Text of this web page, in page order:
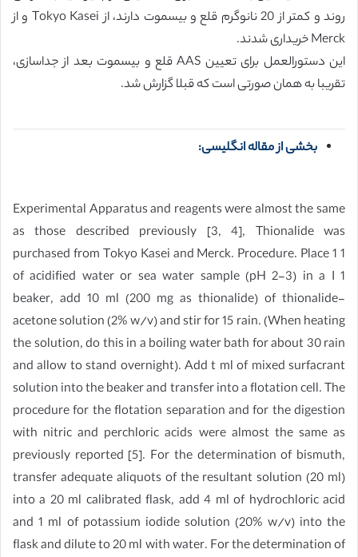
روند و کمتر از 20 نانوگرم قلع و بیسموت دارند، از Tokyo Kasei و از
Merck خریداری شدند.
این دستورالعمل برای تعیین AAS قلع و بیسموت بعد از جداسازی،
تقریبا به همان صورتی است که قبلا گزارش شد.
بخشی از مقاله انگلیسی:
Experimental Apparatus and reagents were almost the same
as those described previously [3, 4], Thionalide was
purchased from Tokyo Kasei and Merck. Procedure. Place 1 1
of acidified water or sea water sample (pH 2-3) in a I 1
beaker, add 10 ml (200 mg as thionalide) of thionalide-
acetone solution (2% w/v) and stir for 15 rain. (When heating
the solution, do this in a boiling water bath for about 30 rain
and allow to stand overnight). Add t ml of mixed surfacrant
solution into the beaker and transfer into a flotation cell. The
procedure for the flotation separation and for the digestion
with nitric and perchloric acids were almost the same as
previously reported [5]. For the determination of bismuth,
transfer adequate aliquots of the resultant solution (20 ml)
into a 20 ml calibrated flask, add 4 ml of hydrochloric acid
and 1 ml of potassium iodide solution (20% w/v) into the
flask and dilute to 20 ml with water. For the determination of